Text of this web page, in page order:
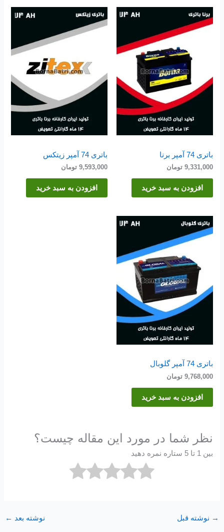
باتری 74 آمپر برنا
9,331,000 تومان
افزودن به سبد خرید
باتری 74 آمپر زیتکس
9,593,000 تومان
افزودن به سبد خرید
باتری 74 آمپر گلوبال
9,768,000 تومان
افزودن به سبد خرید
نظر شما در مورد این مقاله چیست؟
بین 1 تا 5 ستاره نمره دهید
→ نوشته قبل نوشته بعد ←